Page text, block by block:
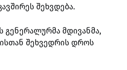
შეხვდება.
გენერალურმა მდივანმა,
შეხვედრის დროს